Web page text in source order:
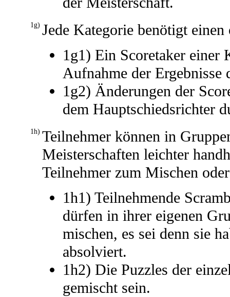
1g) Jede Kategorie benötigt einen
1g1) Ein Scoretaker
Aufnahme der Ergebnisse
1g2) Änderungen der
dem Hauptschiedsrichter
1h) Teilnehmer können in
Meisterschaften leichter
Teilnehmer zum Mischen
1h1) Teilnehmende
dürfen in ihrer eigenen
mischen, es sei denn sie
absolviert.
1h2) Die Puzzles der
gemischt sein.